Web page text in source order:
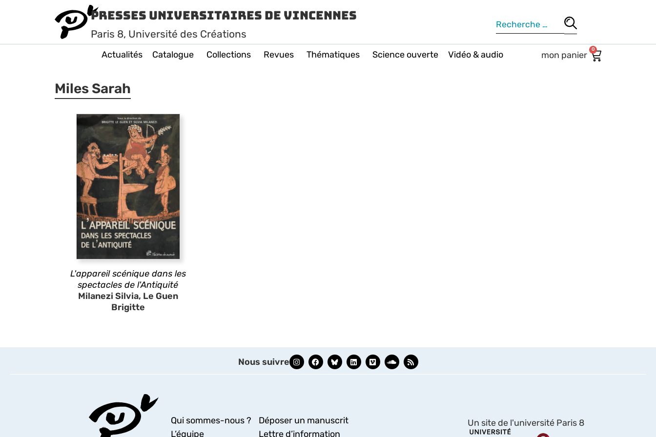
Presses Universitaires de Vincennes
Paris 8, Université des Créations
Actualités Catalogue Collections Revues Thématiques Science ouverte Vidéo & audio 0
Miles Sarah
L'appareil scénique dans les
spectacles de l'Antiquité
Milanezi Silvia, Le Guen
Brigitte
Nous suivre
Qui sommes-nous ?
L’équipe
Déposer un manuscrit
Lettre d’information
Un site de l'université Paris 8